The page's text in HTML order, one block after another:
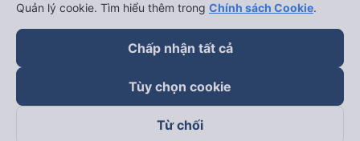
Quản lý cookie. Tìm hiểu thêm trong Chính sách Cookie.
Chấp nhận tất cả
Tùy chọn cookie
Từ chối